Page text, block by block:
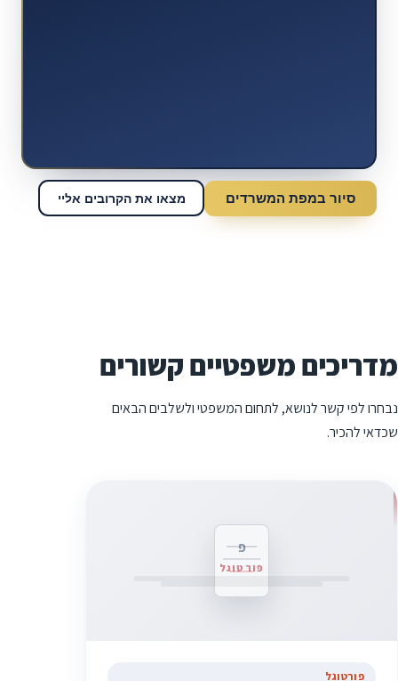
סיור במפת המשרדים מצאו את הקרובים אליי
מדריכים משפטיים קשורים
נבחרו לפי קשר לנושא, לתחום המשפטי ולשלבים הבאים
שכדאי להכיר.
פ
פורטוגל
פורטוגל